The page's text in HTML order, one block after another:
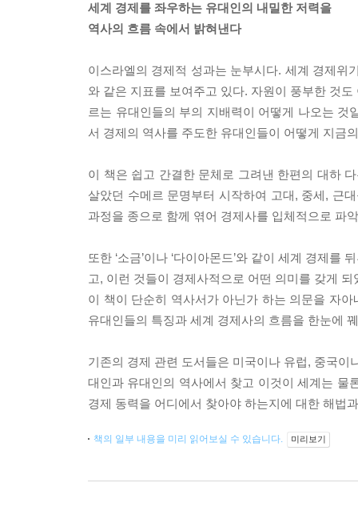
세계 경제를 좌우하는 유대인의 내밀한 저력을
역사의 흐름 속에서 밝혀낸다
이스라엘의 경제적 성과는 눈부시다. 세계 경제위
와 같은 지표를 보여주고 있다. 자원이 풍부한 것
르는 유대인들의 부의 지배력이 어떻게 나오는
서 경제의 역사를 주도한 유대인들이 어떻게 지금
이 책은 쉽고 간결한 문체로 그려낸 한편의 대하
살았던 수메르 문명부터 시작하여 고대, 중세, 근
과정을 종으로 함께 엮어 경제사를 입체적으로 파
또한 ‘소금’이나 ‘다이아몬드’와 같이 세계 경제
고, 이런 것들이 경제사적으로 어떤 의미를 갖게
이 책이 단순히 역사서가 아닌가 하는 의문을 자
유대인들의 특징과 세계 경제사의 흐름을 한눈에
기존의 경제 관련 도서들은 미국이나 유럽, 중국
대인과 유대인의 역사에서 찾고 이것이 세계는 물
경제 동력을 어디에서 찾아야 하는지에 대한 해법
책의 일부 내용을 미리 읽어보실 수 있습니다. 미리보기